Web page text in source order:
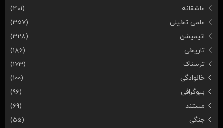
عاشقانه
(401)
علمی تخیلی
(357)
انیمیشن
(328)
تاریخی
(186)
ترسناک
(173)
خانوادگی
(100)
بیوگرافی
(96)
مستند
(69)
جنگی
(55)